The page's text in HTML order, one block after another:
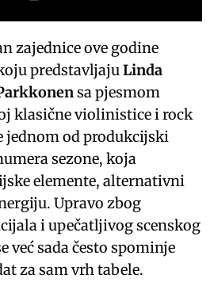
zajednice ove godine
predstavljajuLinda
sa pjesmom
klasične violinistice i rock
jednom od produkcijski
sezone, koja
elemente, alternativni
Upravo zbog
i upečatljivog scenskog
već sada često spominje
za sam vrh tabele.